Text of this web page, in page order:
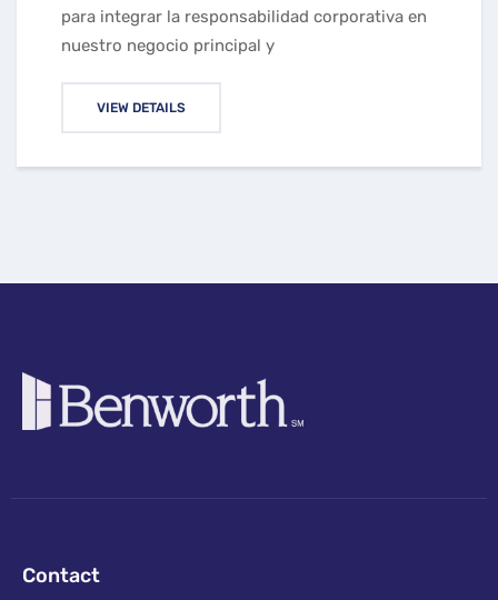
para integrar la responsabilidad corporativa en
nuestro negocio principal y
VIEW DETAILS
Contact